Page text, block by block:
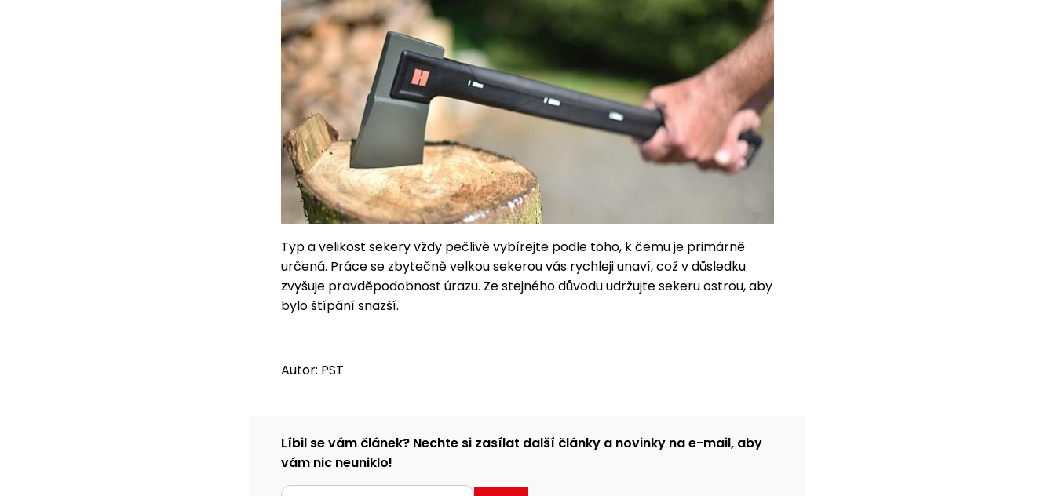
Typ a velikost sekery vždy pečlivě vybírejte podle toho, k čemu je primárně
určená. Práce se zbytečně velkou sekerou vás rychleji unaví, což v důsledku
zvyšuje pravděpodobnost úrazu. Ze stejného důvodu udržujte sekeru ostrou, aby
bylo štípání snazší.
Autor: PST
Líbil se vám článek? Nechte si zasílat další články a novinky na e-mail, aby
vám nic neuniklo!